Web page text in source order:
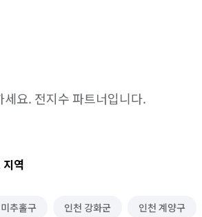
세요. 전지수 파트너입니다.
지역
추홀구 인천 강화군 인천 계양구